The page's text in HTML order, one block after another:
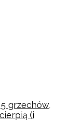
grzechów,
(i